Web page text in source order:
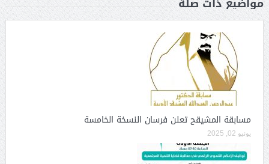
مسابقة المشيقح تعلن فرسان النسخة الخامسة
يونيو 02, 2025